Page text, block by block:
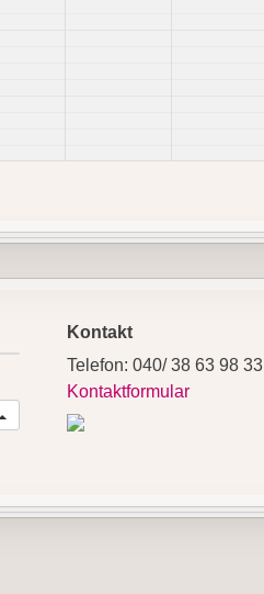
Kontakt
Telefon: 040/ 38 63 98 33
Kontaktformular